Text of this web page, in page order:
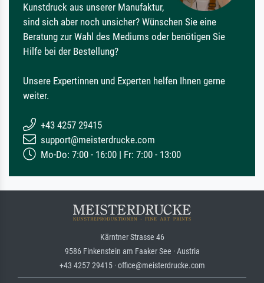
Kunstdruck aus unserer Manufaktur,
sind sich aber noch unsicher? Wünschen Sie eine
Beratung zur Wahl des Mediums oder benötigen Sie
Hilfe bei der Bestellung?
Unsere Expertinnen und Experten helfen Ihnen gerne
weiter.
+43 4257 29415
support@meisterdrucke.com
Mo-Do: 7:00 - 16:00 | Fr: 7:00 - 13:00
Kärntner Strasse 46
9586 Finkenstein am Faaker See · Austria
+43 4257 29415 · office@meisterdrucke.com